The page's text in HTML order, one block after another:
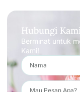
Hubungi
Berminat untuk
Kami!